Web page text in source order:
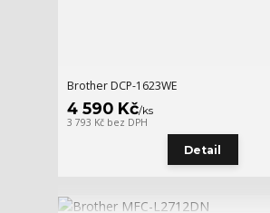
Brother DCP-1623WE
4 590 Kč/ks
3 793 Kč bez DPH
Detail